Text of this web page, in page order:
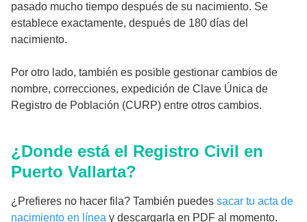
pasado mucho tiempo después de su nacimiento. Se
establece exactamente, después de 180 días del
nacimiento.
Por otro lado, también es posible gestionar cambios de
nombre, correcciones, expedición de Clave Única de
Registro de Población (CURP) entre otros cambios.
¿Donde está el Registro Civil en
Puerto Vallarta?
¿Prefieres no hacer fila? También puedes sacar tu acta de
nacimiento en línea y descargarla en PDF al momento.